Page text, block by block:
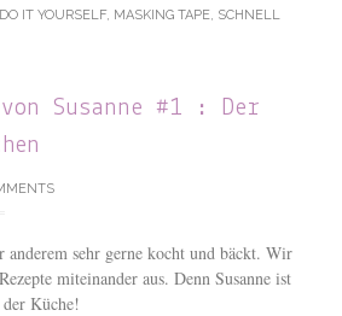
DO IT YOURSELF, MASKING TAPE SCHNELL
Susanne #1 : Der
sehr gerne kocht und bäckt. Wir
miteinander aus. Denn Susanne ist
Küche!